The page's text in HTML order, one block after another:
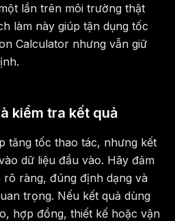
lần trên môi trường thật
làm này giúp tận dụng tốc
Calculator nhưng vẫn giữ
kiểm tra kết quả
tăng tốc thao tác, nhưng kết
dữ liệu đầu vào. Hãy đảm
ràng, đúng định dạng và
trọng. Nếu kết quả dùng
hợp đồng, thiết kế hoặc vận